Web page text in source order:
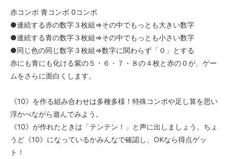
赤コンボ 青コンボ 0コンボ
●連続する赤の数字３枚組⇒その中でもっとも大きい数字
●連続する青の数字３枚組⇒その中でもっとも小さい数字
●同じ色の同じ数字３枚組⇒数字に関わらず「０」とする
赤にも青にも化ける紫の５・６・７・８の４枚と赤の０が、ゲー
ムをさらに面白くします。
《10》を作る組み合わせは多種多様！特殊コンボや足し算を思い
浮かべながら遊んでみよう。
《10》が作れたときは「テンテン！」と声に出しましょう。ちょ
うど《10》になっているかみんなで確認し、OKなら得点ゲッ
ト！